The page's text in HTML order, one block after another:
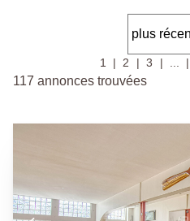
1 2 3
117 annonces trouvées